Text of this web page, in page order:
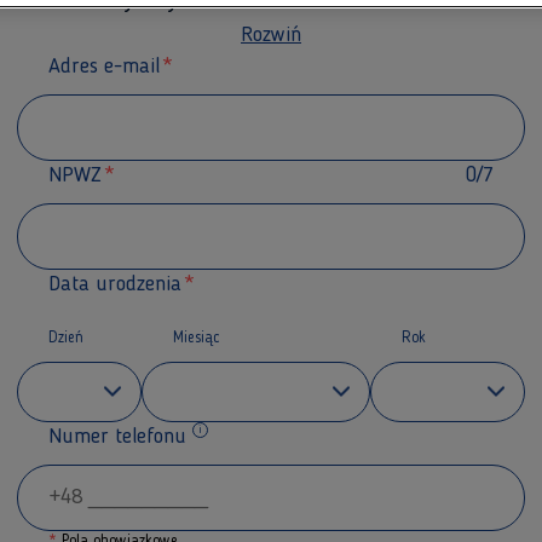
Rozwiń
Adres e-mail
NPWZ 0/7
Data urodzenia
Dzień Miesiąc Rok
Numer telefonu